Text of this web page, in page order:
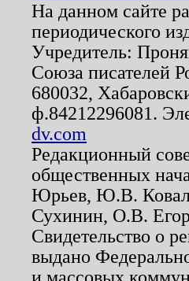
На данном сайте
периодического
Учредитель:
Союза писателей
680032,
ф.84212296081.
dv.com
Редакционный
общественных
Юрьев, Ю.В.
Сухинин, О.В.
Свидетельство о
выдано
и массовых